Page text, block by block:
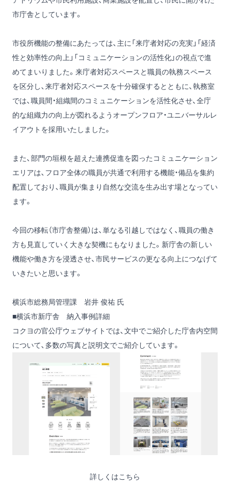
市庁舎としています。
市役所機能の整備にあたっては、主に「来庁者対応の充実」「経済
性と効率性の向上」「コミュニケーションの活性化」の視点で進
めてまいりました。来庁者対応スペースと職員の執務スペース
を区分し、来庁者対応スペースを十分確保するとともに、執務室
では、職員間・組織間のコミュニケーションを活性化させ、全庁
的な組織力の向上が図れるようオープンフロア・ユニバーサルレ
イアウトを採用いたしました。
また、部門の垣根を超えた連携促進を図ったコミュニケーション
エリアは、フロア全体の職員が共通で利用する機能・備品を集約
配置しており、職員が集まり自然な交流を生み出す場となってい
ます。
今回の移転（市庁舎整備）は、単なる引越しではなく、職員の働き
方も見直していく大きな契機にもなりました。新庁舎の新しい
機能や働き方を浸透させ、市民サービスの更なる向上につなげて
いきたいと思います。
横浜市総務局管理課 岩井 俊祐 氏
■横浜市新庁舎 納入事例詳細
コクヨの官公庁ウェブサイトでは、文中でご紹介した庁舎内空間
について、多数の写真と説明文でご紹介しています。
詳しくはこちら